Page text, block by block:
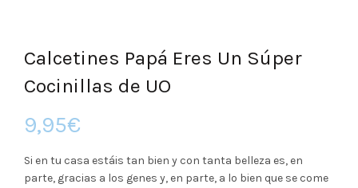
Calcetines Papá Eres Un Súper
Cocinillas de UO
9,95€
Si en tu casa estáis tan bien y con tanta belleza es, en
parte, gracias a los genes y, en parte, a lo bien que se come